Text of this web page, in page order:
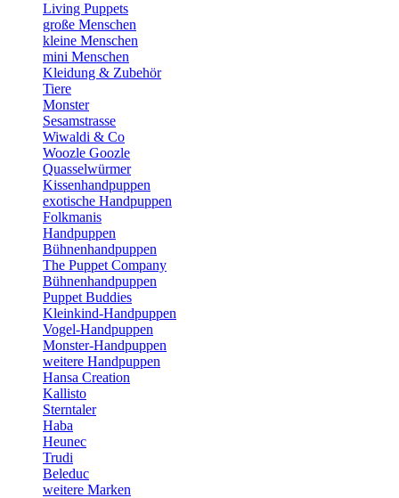
Living Puppets
große Menschen
kleine Menschen
mini Menschen
Kleidung & Zubehör
Tiere
Monster
Sesamstrasse
Wiwaldi & Co
Woozle Goozle
Quasselwürmer
Kissenhandpuppen
exotische Handpuppen
Folkmanis
Handpuppen
Bühnenhandpuppen
The Puppet Company
Bühnenhandpuppen
Puppet Buddies
Kleinkind-Handpuppen
Vogel-Handpuppen
Monster-Handpuppen
weitere Handpuppen
Hansa Creation
Kallisto
Sterntaler
Haba
Heunec
Trudi
Beleduc
weitere Marken